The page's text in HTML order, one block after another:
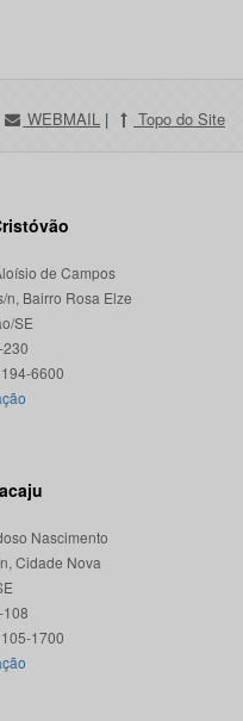
WEBMAIL | Topo do Site
de Campos
n, Bairro Rosa Elze
SE
Nascimento
Cidade Nova